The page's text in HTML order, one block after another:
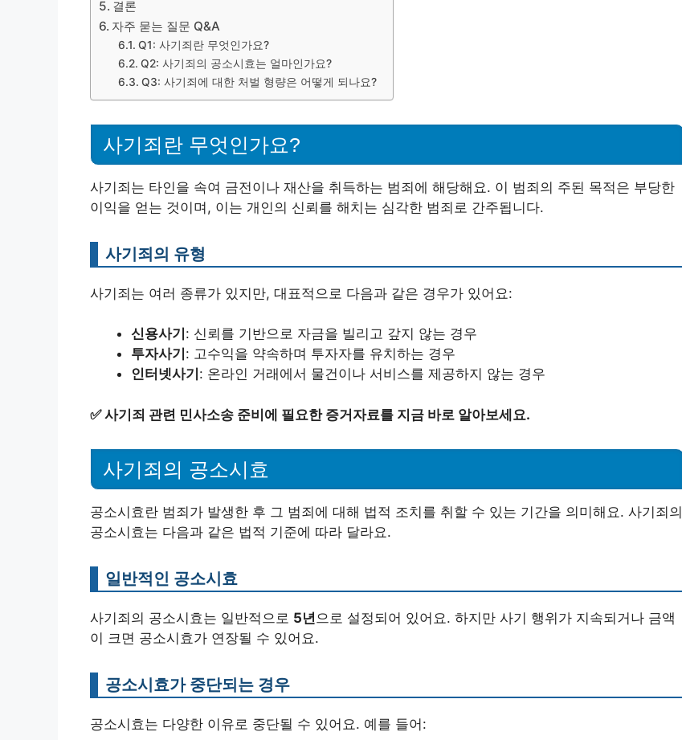
결론
자주 묻는 질문 Q&A
Q1: 사기죄란 무엇인가요?
Q2: 사기죄의 공소시효는 얼마인가요?
Q3: 사기죄에 대한 처벌 형량은 어떻게 되나요?
사기죄란 무엇인가요?
사기죄는 타인을 속여 금전이나 재산을 취득하는 범죄에 해당해요. 이 범죄의 주된 목적은 부당한
이익을 얻는 것이며, 이는 개인의 신뢰를 해치는 심각한 범죄로 간주됩니다.
사기죄의 유형
사기죄는 여러 종류가 있지만, 대표적으로 다음과 같은 경우가 있어요:
신용사기 : 신뢰를 기반으로 자금을 빌리고 갚지 않는 경우
투자사기 : 고수익을 약속하며 투자자를 유치하는 경우
인터넷사기 : 온라인 거래에서 물건이나 서비스를 제공하지 않는 경우
✅사기죄 관련 민사소송 준비에 필요한 증거자료를 지금 바로 알아보세요.
사기죄의 공소시효
공소시효란 범죄가 발생한 후 그 범죄에 대해 법적 조치를 취할 수 있는 기간을 의미해요. 사기죄의
공소시효는 다음과 같은 법적 기준에 따라 달라요.
일반적인 공소시효
사기죄의 공소시효는 일반적으로 5년 으로 설정되어 있어요. 하지만 사기 행위가 지속되거나 금액
이 크면 공소시효가 연장될 수 있어요.
공소시효가 중단되는 경우
공소시효는 다양한 이유로 중단될 수 있어요. 예를 들어: